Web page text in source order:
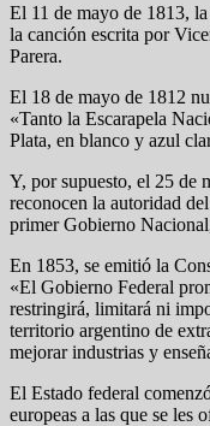
El 11 de mayo de 1813,
la canción escrita por
Parera.
El 18 de mayo de 1812
«Tanto la Escarapela
Plata, en blanco y azul
Y, por supuesto, el 25 de
reconocen la autoridad
primer Gobierno
En 1853, se emitió la
«El Gobierno Federal
restringirá, limitará ni
territorio argentino de
mejorar industrias y
El Estado federal
europeas a las que se les